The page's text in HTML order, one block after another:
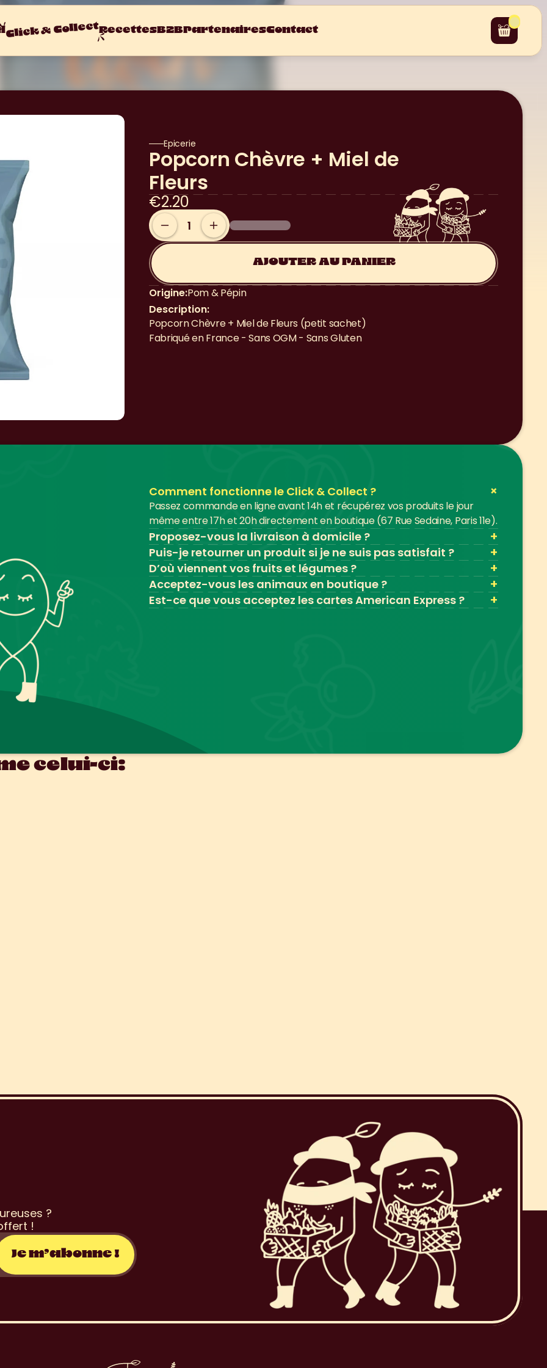
Click & CollectRecettesB2BPartenairesContact
Epicerie
Popcorn Chèvre + Miel de
Fleurs
€2.20
AJOUTER AU PANIER
Origine:Pom & Pépin
Description:
Popcorn Chèvre + Miel de Fleurs (petit sachet)
Fabriqué en France - Sans OGM - Sans Gluten
Comment fonctionne le Click & Collect ? +
Passez commande en ligne avant 14h et récupérez vos produits le jour
même entre 17h et 20h directement en boutique (67 Rue Sedaine, Paris 11e).
Proposez-vous la livraison à domicile ? +
Puis-je retourner un produit si je ne suis pas satisfait ? +
D’où viennent vos fruits et légumes ? +
Acceptez-vous les animaux en boutique ? +
Est-ce que vous acceptez les cartes American Express ? +
celui-ci:
?
!